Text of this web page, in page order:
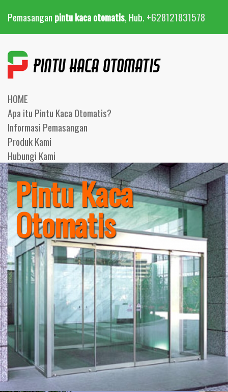
Pemasangan pintu kaca otomatis, Hub. +628121831578
HOME
Apa itu Pintu Kaca Otomatis?
Informasi Pemasangan
Produk Kami
Hubungi Kami
Pintu Kaca
Otomatis